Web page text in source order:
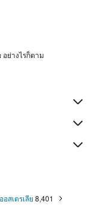
อย่างไรก็ตาม
อสเตรเลีย 8,401